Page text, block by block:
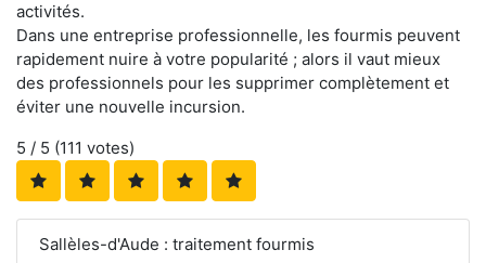
activités.
Dans une entreprise professionnelle, les fourmis peuvent
rapidement nuire à votre popularité ; alors il vaut mieux
des professionnels pour les supprimer complètement et
éviter une nouvelle incursion.
5 / 5 (111 votes)
Sallèles-d'Aude : traitement fourmis